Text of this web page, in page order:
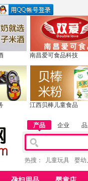
南昌爱可食品科技
江西贝棒儿童食品
产品 企业
热搜： 儿童玩具 婴幼